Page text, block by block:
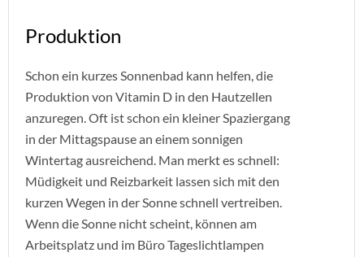
Produktion
Schon ein kurzes Sonnenbad kann helfen, die
Produktion von Vitamin D in den Hautzellen
anzuregen. Oft ist schon ein kleiner Spaziergang
in der Mittagspause an einem sonnigen
Wintertag ausreichend. Man merkt es schnell:
Müdigkeit und Reizbarkeit lassen sich mit den
kurzen Wegen in der Sonne schnell vertreiben.
Wenn die Sonne nicht scheint, können am
Arbeitsplatz und im Büro Tageslichtlampen